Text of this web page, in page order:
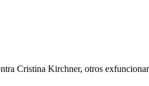
Cristina Kirchner, otros